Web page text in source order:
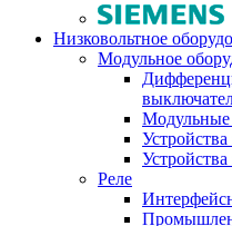
Низковольтное
Модульное
Модульные
Реле